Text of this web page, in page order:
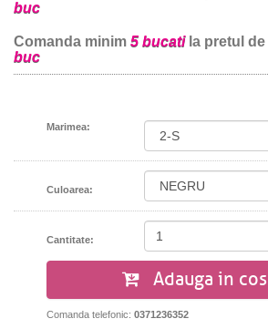
buc
Comanda minim 5 bucatila pretul de
buc
Marimea:
Culoarea:
Cantitate:
Adauga in cos
Comanda telefonic: 0371236352